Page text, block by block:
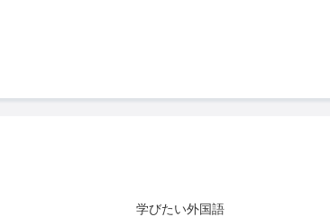
学びたい外国語